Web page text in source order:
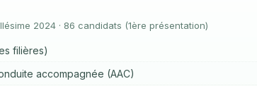
2024 · 86 candidats (1ère présentation)
filières)
accompagnée (AAC)